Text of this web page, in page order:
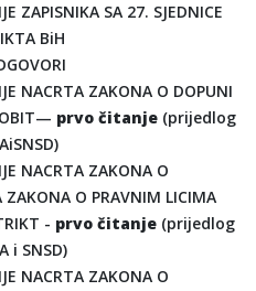
ZAPISNIKA SA 27. SJEDNICE
BiH
NACRTA ZAKONA O DOPUNI
prvo čitanje (prijedlog
NACRTA ZAKONA O
O PRAVNIM LICIMA
- prvo čitanje (prijedlog
i SNSD)
NACRTA ZAKONA O